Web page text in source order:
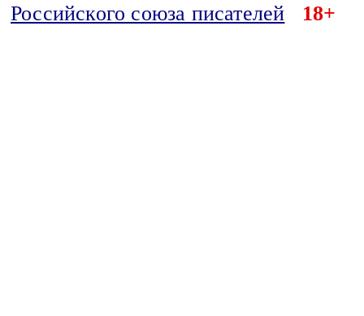
Российского союза писателей
18+